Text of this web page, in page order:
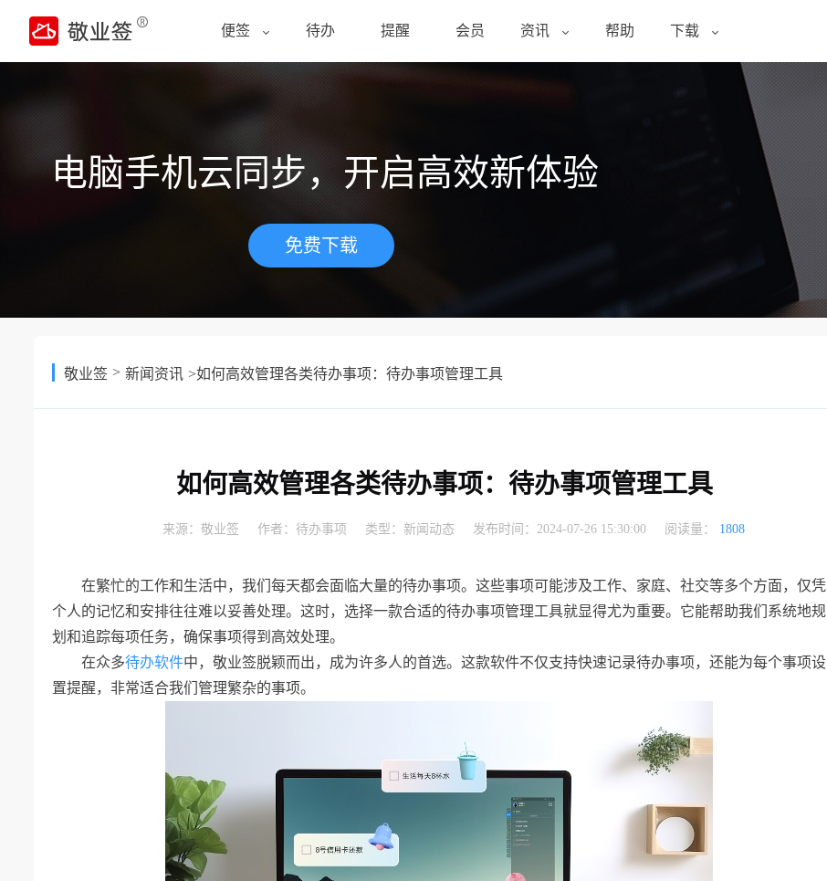
便签 待办 提醒 会员 资讯 帮助 下载
电脑手机云同步，开启高效新体验
免费下载
敬业签 > 新闻资讯 >如何高效管理各类待办事项：待办事项管理工具
如何高效管理各类待办事项：待办事项管理工具
来源： 敬业签 作者： 待办事项 类型： 新闻动态 发布时间：2024-07-26 15:30:00 阅读量： 1808
在繁忙的工作和生活中，我们每天都会面临大量的待办事项。这些事项可能涉及工作、家庭、社交等多个方面，仅凭
个人的记忆和安排往往难以妥善处理。这时，选择一款合适的待办事项管理工具就显得尤为重要。它能帮助我们系统地规
划和追踪每项任务，确保事项得到高效处理。
在众多待办软件中，敬业签脱颖而出，成为许多人的首选。这款软件不仅支持快速记录待办事项，还能为每个事项设
置提醒，非常适合我们管理繁杂的事项。